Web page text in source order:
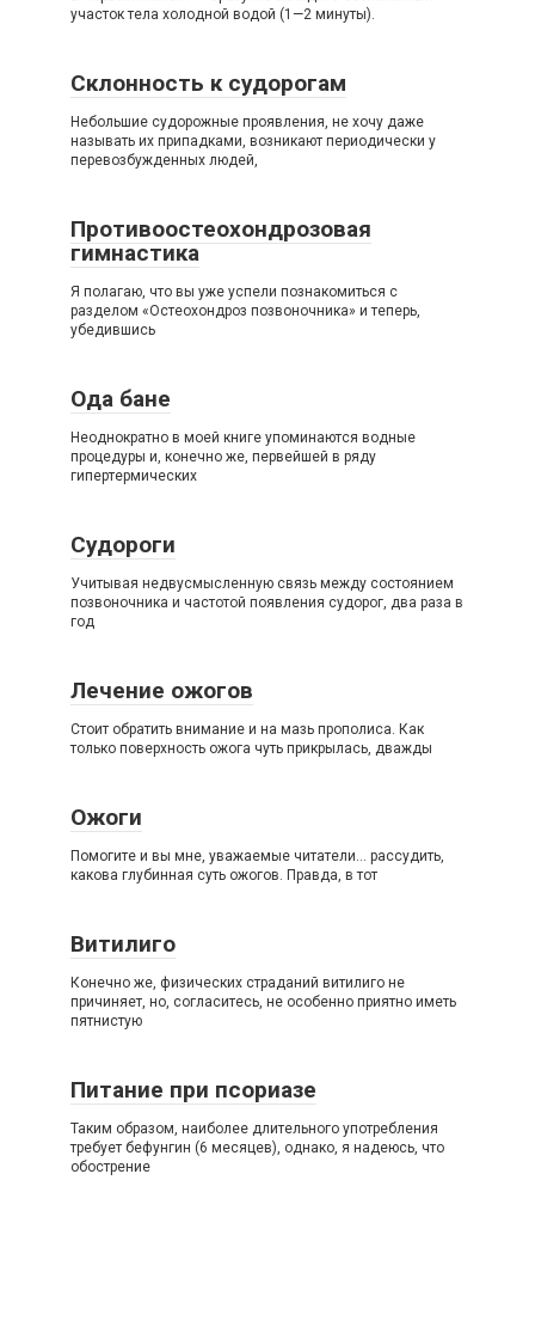
участок тела холодной водой (1—2 минуты).
Склонность к судорогам
Небольшие судорожные проявления, не хочу даже
называть их припадками, возникают периодически у
перевозбужденных людей,
Противоостеохондрозовая
гимнастика
Я полагаю, что вы уже успели познакомиться с
разделом «Остеохондроз позвоночника» и теперь,
убедившись
Ода бане
Неоднократно в моей книге упоминаются водные
процедуры и, конечно же, первейшей в ряду
гипертермических
Судороги
Учитывая недвусмысленную связь между состоянием
позвоночника и частотой появления судорог, два раза в
год
Лечение ожогов
Стоит обратить внимание и на мазь прополиса. Как
только поверхность ожога чуть прикрылась, дважды
Ожоги
Помогите и вы мне, уважаемые читатели… рассудить,
какова глубинная суть ожогов. Правда, в тот
Витилиго
Конечно же, физических страданий витилиго не
причиняет, но, согласитесь, не особенно приятно иметь
пятнистую
Питание при псориазе
Таким образом, наиболее длительного употребления
требует бефунгин (6 месяцев), однако, я надеюсь, что
обострение